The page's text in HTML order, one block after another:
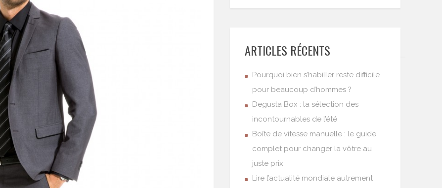
ARTICLES RÉCENTS
Pourquoi bien s’habiller reste difficile
pour beaucoup d’hommes ?
Degusta Box : la sélection des
incontournables de l’été
Boîte de vitesse manuelle : le guide
complet pour changer la vôtre au
juste prix
Lire l’actualité mondiale autrement